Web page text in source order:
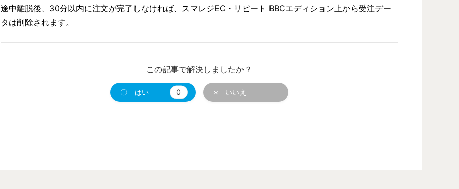
途中離脱後、30分以内に注文が完了しなければ、スマレジEC・リピート BBCエディション上から受注デー
タは削除されます。
この記事で解決しましたか？
〇 はい 0 × いいえ